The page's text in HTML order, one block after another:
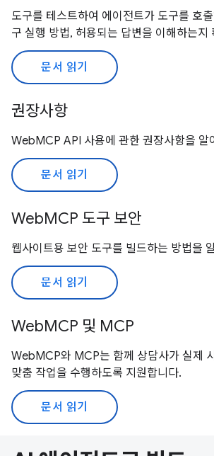
도구를 테스트하여 에이전트가 도구를 호
구 실행 방법, 허용되는 답변을 이해하는지
문서 읽기
권장사항
WebMCP API 사용에 관한 권장사항을 알
문서 읽기
WebMCP 도구 보안
웹사이트용 보안 도구를 빌드하는 방법을
문서 읽기
WebMCP 및 MCP
WebMCP와 MCP는 함께 상담사가 실제
맞춤 작업을 수행하도록 지원합니다.
문서 읽기